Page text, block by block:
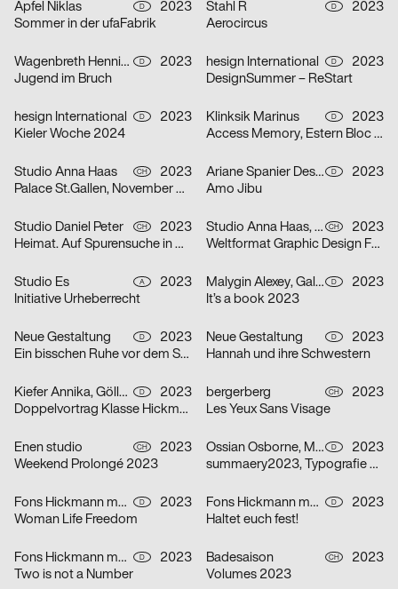
Apfel Niklas D
2023
Sommer in der ufaFabrik
Stahl R D
2023
Aerocircus
Wagenbreth Henning D
2023
Jugend im Bruch
hesign International D
2023
DesignSummer – ReStart
hesign International D
2023
Kieler Woche 2024
Klinksik Marinus D
2023
Access Memory, Estern Bloc #2
Studio Anna Haas CH
2023
Palace St.Gallen, November & Dezember 2023
Ariane Spanier Design D
2023
Amo Jibu
Studio Daniel Peter CH
2023
Heimat. Auf Spurensuche in Mitholz
Studio Anna Haas, Herendi Artemisio, Johnson / Kingston, Claudiabasel Grafik & Interaktion, Prill Tania, Troxler Niklaus CH
2023
Weltformat Graphic Design Festival 2023
Studio Es A
2023
Initiative Urheberrecht
Malygin Alexey, Galizia Barbara D
2023
It’s a book 2023
Neue Gestaltung D
2023
Ein bisschen Ruhe vor dem Sturm
Neue Gestaltung D
2023
Hannah und ihre Schwestern
Kiefer Annika, Göller Ira D
2023
Doppelvortrag Klasse Hickmann
bergerberg CH
2023
Les Yeux Sans Visage
Enen studio CH
2023
Weekend Prolongé 2023
Ossian Osborne, Mehner Johanna D
2023
summaery2023, Typografie & Schriftgestaltung
Fons Hickmann m23 D
2023
Woman Life Freedom
Fons Hickmann m23 D
2023
Haltet euch fest!
Fons Hickmann m23 D
2023
Two is not a Number
Badesaison CH
2023
Volumes 2023